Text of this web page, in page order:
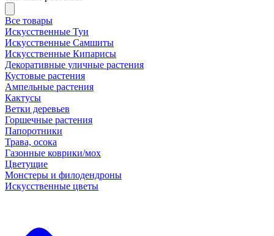
Все товары
Искусственные Туи
Искусственные Самшиты
Искусственные Кипарисы
Декоративные уличные растения
Кустовые растения
Ампельные растения
Кактусы
Ветки деревьев
Горшечные растения
Папоротники
Трава, осока
Газонные коврики/мох
Цветущие
Монстеры и филодендроны
Искусственные цветы